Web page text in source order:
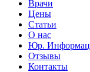
Врачи
Цены
Статьи
О нас
Юр.
Отзывы
Контакты